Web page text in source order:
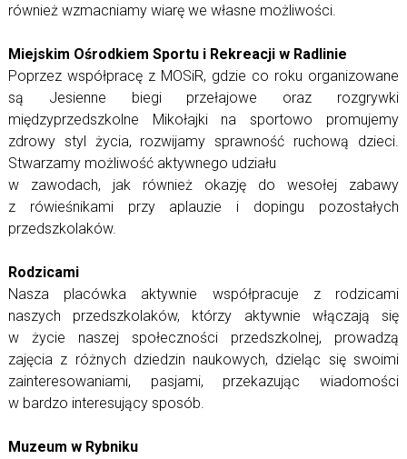
również wzmacniamy wiarę we własne możliwości.
Miejskim Ośrodkiem Sportu i Rekreacji w Radlinie
Poprzez współpracę z MOSiR, gdzie co roku organizowane
są Jesienne biegi przełajowe oraz rozgrywki
międzyprzedszkolne Mikołajki na sportowo promujemy
zdrowy styl życia, rozwijamy sprawność ruchową dzieci.
Stwarzamy możliwość aktywnego udziału
w zawodach, jak również okazję do wesołej zabawy
z rówieśnikami przy aplauzie i dopingu pozostałych
przedszkolaków.
Rodzicami
Nasza placówka aktywnie współpracuje z rodzicami
naszych przedszkolaków, którzy aktywnie włączają się
w życie naszej społeczności przedszkolnej, prowadzą
zajęcia z różnych dziedzin naukowych, dzieląc się swoimi
zainteresowaniami, pasjami, przekazując wiadomości
w bardzo interesujący sposób.
Muzeum w Rybniku